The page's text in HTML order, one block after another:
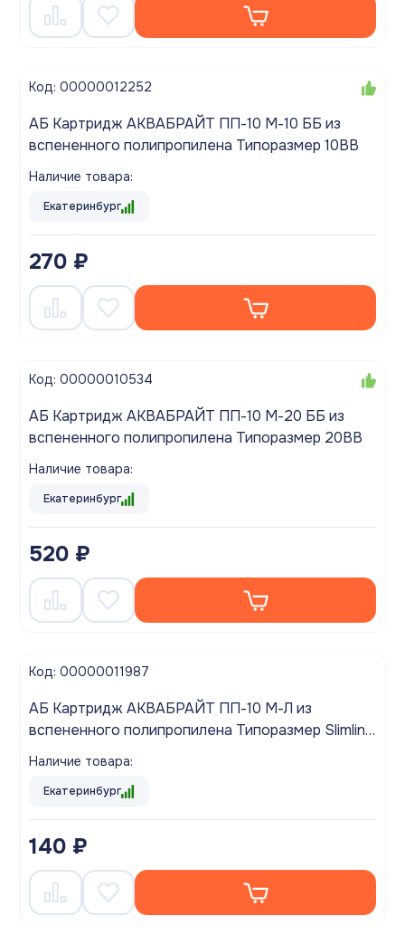
Код: 00000012252
АБ Картридж АКВАБРАЙТ ПП-10 М-10 ББ из
вспененного полипропилена Типоразмер 10ВВ
Наличие товара:
Екатеринбург
270 ₽
Код: 00000010534
АБ Картридж АКВАБРАЙТ ПП-10 М-20 ББ из
вспененного полипропилена Типоразмер 20ВВ
Наличие товара:
Екатеринбург
520 ₽
Код: 00000011987
АБ Картридж АКВАБРАЙТ ПП-10 М-Л из
вспененного полипропилена Типоразмер Slimline
20"
Наличие товара:
Екатеринбург
140 ₽